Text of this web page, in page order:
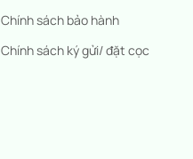
Chính sách bảo hành
Chính sách ký gửi/ đặt cọc